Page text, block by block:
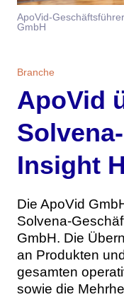
Marketing
Studien
Digital Health
Personen
Magazin
Ausgabenarchiv
Abonnement
Über uns
Team
Werben
ApoVid-
GmbH
Branche
ApoVid
Insight
Die ApoVid
Solvena-
GmbH. Die
an Produkten
gesamten
sowie die